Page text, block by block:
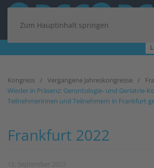
Zum Hauptinhalt springen
Kongress Vergangene Jahreskongresse
Wieder in Präsenz: Gerontologie- und Geriatrie-
Teilnehmerinnen und Teilnehmern in Frankfurt
Frankfurt 2022